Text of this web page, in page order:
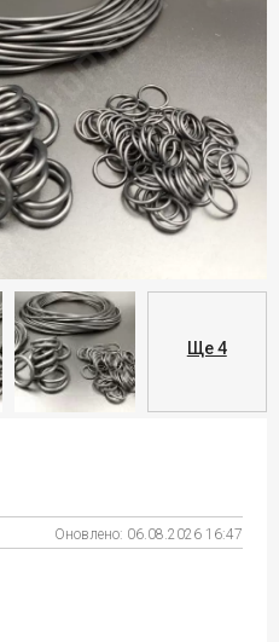
Ще 4
Оновлено: 06.08.2026 16:47